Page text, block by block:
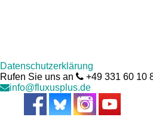
Datenschutzerklärung
Rufen Sie uns an
+49 331 60 10
info@fluxusplus.de